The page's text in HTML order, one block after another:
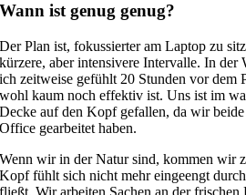
Wann ist genug genug?
Der Plan ist, fokussierter am Laptop zu
kürzere, aber intensivere Intervalle. In der
ich zeitweise gefühlt 20 Stunden vor dem
wohl kaum noch effektiv ist. Uns ist im
Decke auf den Kopf gefallen, da wir
Office gearbeitet haben.
Wenn wir in der Natur sind, kommen wir
Kopf fühlt sich nicht mehr eingeengt
fließt. Wir arbeiten Sachen an der